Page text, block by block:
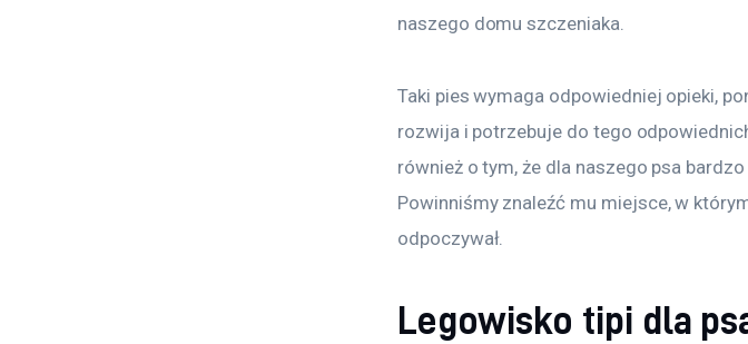
naszego domu szczeniaka.
Taki pies wymaga odpowiedniej opieki,
rozwija i potrzebuje do tego
również o tym, że dla naszego psa
Powinniśmy znaleźć mu miejsce, w
odpoczywał.
Legowisko tipi dla